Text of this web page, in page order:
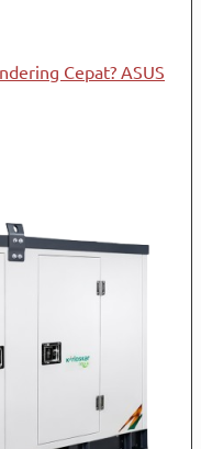
Cepat? ASUS